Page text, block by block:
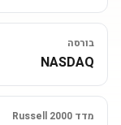
בורסה
NASDAQ
מדד Russell 2000